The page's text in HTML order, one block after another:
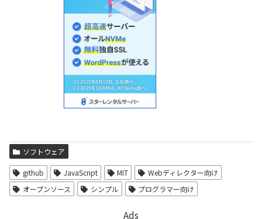
ソフトウェア
github JavaScript MIT
Webディレクター向け
オープンソース
シンプル プログラマー向け
Ads